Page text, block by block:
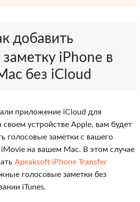
добавить
iPhone в
без iCloud
приложение iCloud для
своем устройстве Apple, вам будет
голосовые заметки с вашего
на вашем Mac. В этом случае
Apeaksoft iPhone Transfer
голосовые заметки без
iTunes.